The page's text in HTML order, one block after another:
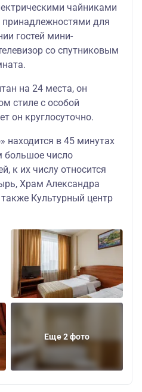
чайниками
для
гостей мини-
со спутниковым
на 24 места, он
стиле с особой
он круглосуточно.
находится в 45 минутах
число
к их числу относится
Храм Александра
Культурный центр
Еще 2 фото